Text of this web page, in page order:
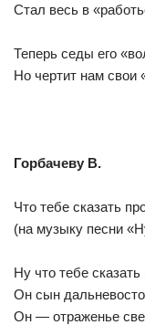
Стал весь в
Теперь седы его
Но чертит нам свои
Горбачеву В.
Что тебе сказать
(на музыку песни
Ну что тебе
Он сын
Он — отраженье